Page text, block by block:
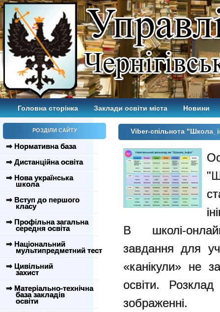
Головна сторінка Заклади освіти міста Новини
РОЗДІЛИ САЙТУ
⇒ Нормативна база
⇒ Дистанційна освіта
⇒ Нова українська
школа
⇒ Вступ до першого
класу
⇒ Профільна загальна
середня освіта
⇒ Національний
мультипредметний тест
⇒ Цивільний
захист
⇒ Матеріально-технічна
база закладів
освіти
Viber-спільнота
В школі-
завдання для
«канікули» не
освіти.
зображенні.